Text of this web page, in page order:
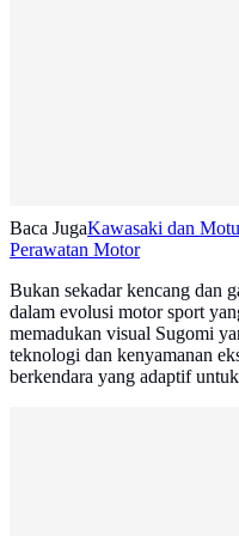
Baca JugaKawasaki dan
Perawatan Motor
Bukan sekadar kencang dan
dalam evolusi motor sport
memadukan visual Sugomi
teknologi dan kenyamanan
berkendara yang adaptif